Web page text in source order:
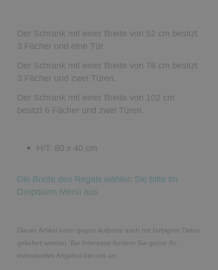
Der Schrank mit einer Breite von 52 cm besitzt
3 Fächer und eine Tür.
Der Schrank mit einer Breite von 78 cm besitzt
3 Fächer und zwei Türen.
Der Schrank mit einer Breite von 102 cm
besitzt 6 Fächer und zwei Türen.
H/T: 80 x 40 cm
Die Breite des Regals wählen Sie bitte im
Dropdown Menü aus.
Dieser Artikel kann gegen Aufpreis auch mit farbigem Dekor
geliefert werden. Bei Interesse fordern Sie gerne Ihr
individuelles Angebot bei uns an.